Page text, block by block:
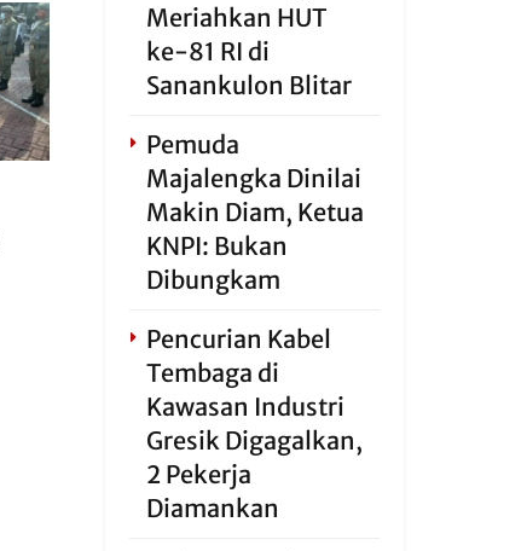
Meriahkan HUT
ke-81 RI di
Sanankulon Blitar
Pemuda
Majalengka Dinilai
Makin Diam, Ketua
KNPI: Bukan
Dibungkam
Pencurian Kabel
Tembaga di
Kawasan Industri
Gresik Digagalkan,
2 Pekerja
Diamankan